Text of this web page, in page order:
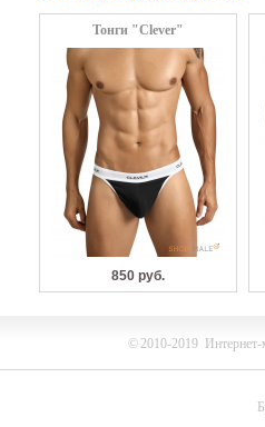
Тонги "Clever"
850 руб.
©2010-2019